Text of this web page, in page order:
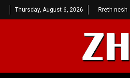
Thursday, August 6, 2026 Rreth nesh